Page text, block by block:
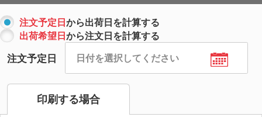
注文予定日から出荷日を計算する
出荷希望日から注文日を計算する
注文予定日
印刷する場合